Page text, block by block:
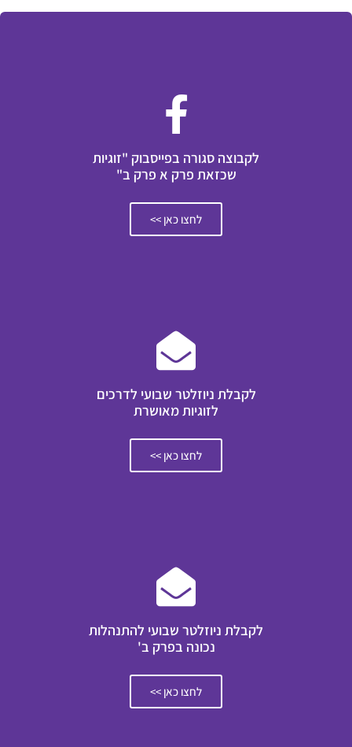
לקבוצה סגורה בפייסבוק "זוגיות
שכזאת פרק א פרק ב"
לחצו כאן >>
לקבלת ניוזלטר שבועי לדרכים
לזוגיות מאושרת
לחצו כאן >>
לקבלת ניוזלטר שבועי להתנהלות
נכונה בפרק ב'
לחצו כאן >>